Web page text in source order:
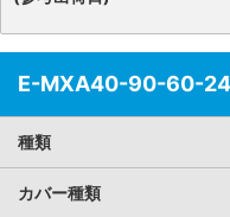
E-MXA40-90-60-
種類
カバー種類